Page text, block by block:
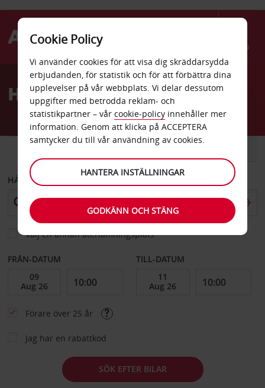
Menu
AvisHyrbil Recife
BIL
HÄMTA FRÅN
Välj en annan återlämningsplats
FRÅN-DATUM TILL-DATUM
Förare över 25 år
Jag har en rabattkod
SÖK EFTER BILAR
Cookie Policy
Vi använder cookies för att visa dig skräddarsydda
erbjudanden, för statistik och för att förbättra dina
upplevelser på vår webbplats. Vi delar dessutom
uppgifter med betrodda reklam- och
statistikpartner – vår cookie-policy innehåller mer
information. Genom att klicka på ACCEPTERA
samtycker du till vår användning av cookies.
HANTERA INSTÄLLNINGAR
GODKÄNN OCH STÄNG